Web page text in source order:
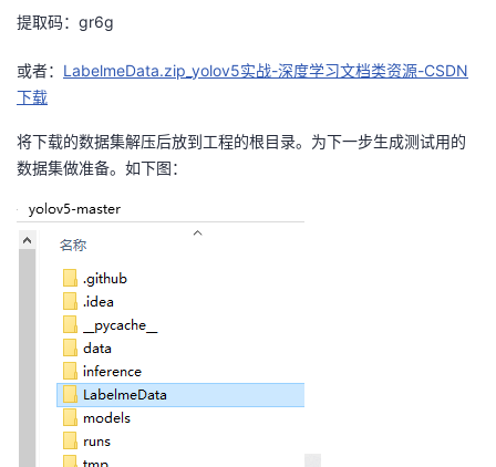
提取码：gr6g
或者： LabelmeData.zip_yolov5实战-深度学习文档类资源-CSDN
下载
将下载的数据集解压后放到工程的根目录。为下一步生成测试用的
数据集做准备。如下图：